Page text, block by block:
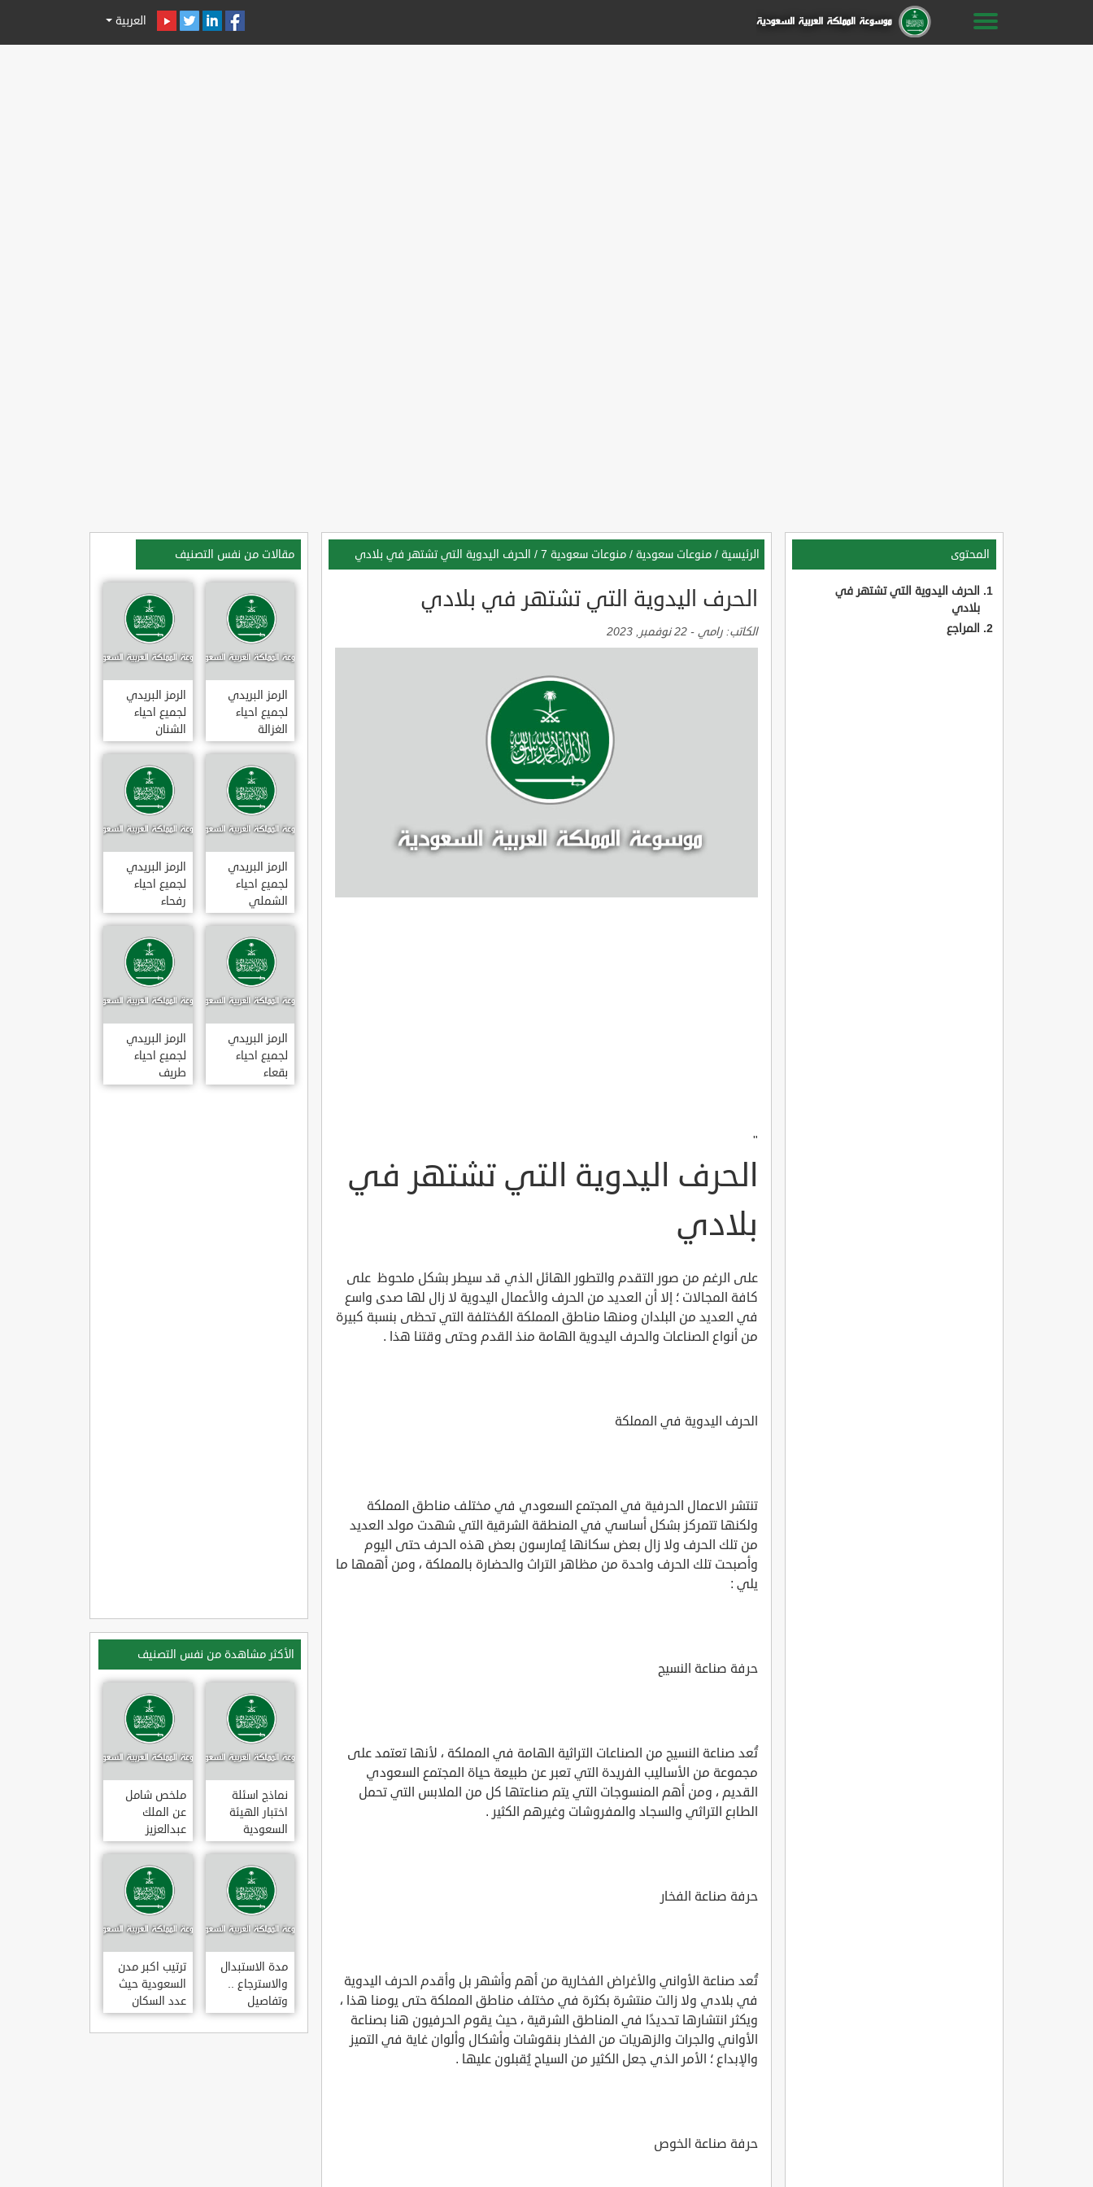
العربية
المحتوى
الحرف اليدوية التي تشتهر في
بلادي
المراجع
الرئيسية / منوعات سعودية / منوعات سعودية 7 / الحرف اليدوية التي تشتهر في بلادي
الحرف اليدوية التي تشتهر في بلادي
الكاتب: رامي - 22 نوفمبر, 2023
"
الحرف اليدوية التي تشتهر في
بلادي
على الرغم من صور التقدم والتطور الهائل الذي قد سيطر بشكل ملحوظ على
كافة المجالات ؛ إلا أن العديد من الحرف والأعمال اليدوية لا زال لها صدى واسع
في العديد من البلدان ومنها مناطق المملكة المُختلفة التي تحظى بنسبة كبيرة
من أنواع الصناعات والحرف اليدوية الهامة منذ القدم وحتى وقتنا هذا .
الحرف اليدوية في المملكة
تنتشر الاعمال الحرفية في المجتمع السعودي في مختلف مناطق المملكة
ولكنها تتمركز بشكل أساسي في المنطقة الشرقية التي شهدت مولد العديد
من تلك الحرف ولا زال بعض سكانها يُمارسون بعض هذه الحرف حتى اليوم
وأصبحت تلك الحرف واحدة من مظاهر التراث والحضارة بالمملكة ، ومن أهمها ما
يلي :
حرفة صناعة النسيج
تُعد صناعة النسيج من الصناعات التراثية الهامة في المملكة ، لأنها تعتمد على
مجموعة من الأساليب الفريدة التي تعبر عن طبيعة حياة المجتمع السعودي
القديم ، ومن أهم المنسوجات التي يتم صناعتها كل من الملابس التي تحمل
الطابع التراثي والسجاد والمفروشات وغيرهم الكثير .
حرفة صناعة الفخار
تُعد صناعة الأواني والأغراض الفخارية من أهم وأشهر بل وأقدم الحرف اليدوية
في بلادي ولا زالت منتشرة بكثرة في مختلف مناطق المملكة حتى يومنا هذا ،
ويكثر انتشارها تحديدًا في المناطق الشرقية ، حيث يقوم الحرفيون هنا بصناعة
الأواني والجرات والزهريات من الفخار بنقوشات وأشكال وألوان غاية في التميز
والإبداع ؛ الأمر الذي جعل الكثير من السياح يُقبلون عليها .
حرفة صناعة الخوص
مقالات من نفس التصنيف
الرمز البريدي
لجميع احياء
الغزالة
الرمز البريدي
لجميع احياء
الشنان
الرمز البريدي
لجميع احياء
الشملي
الرمز البريدي
لجميع احياء
رفحاء
الرمز البريدي
لجميع احياء
بقعاء
الرمز البريدي
لجميع احياء
طريف
الأكثر مشاهدة من نفس التصنيف
نماذج اسئلة
اختبار الهيئة
السعودية
للتخصصات
الصحية
ملخص شامل
عن الملك
عبدالعزيز
مدة الاستبدال
والاسترجاع ..
وتفاصيل
قانونها حسب
وزارة التجارة
ترتيب اكبر مدن
السعودية حيث
عدد السكان